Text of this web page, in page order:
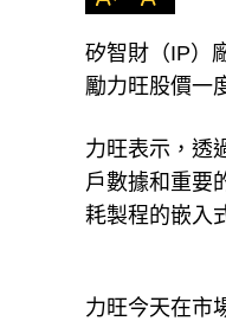
矽智財（IP）
勵力旺股價一
力旺表示，透
戶數據和重要
耗製程的嵌入
力旺今天在市